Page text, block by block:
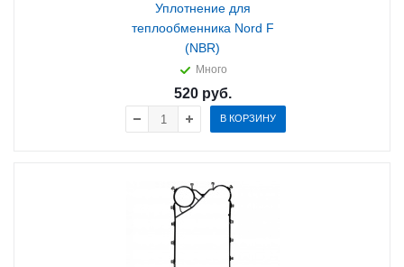
Уплотнение для
теплообменника Nord F
(NBR)
Много
520руб.
В КОРЗИНУ